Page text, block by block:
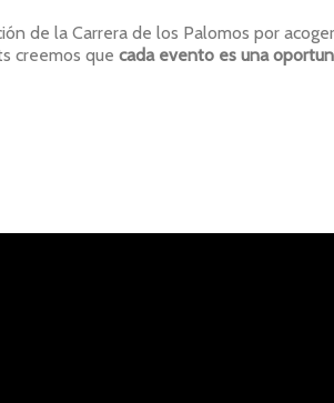
de la Carrera de los Palomos por
creemos que cada evento es una